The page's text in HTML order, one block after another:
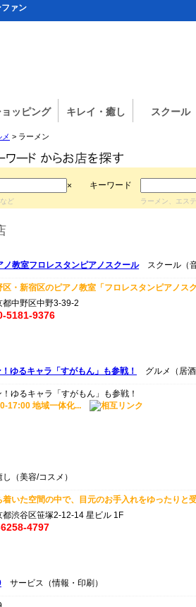
ァン
ョッピング キレイ・癒し スクール
メ > ラーメン
× キーワード
ど ラーメン、エス
ノ教室フロレスタンピアノスクールスクール（
区・新宿区のピアノ教室「フロレスタンピアノ
都中野区中野3-39-2
5181-9376
ゆるキャラ「すがもん」も参戦！ グルメ（居
17:00 地域一体化...
（美容/コスメ）
着いた空間の中で、目元のお手入れをゆったり
都渋谷区笹塚2-12-14 星ビル 1F
4797
サービス（情報・印刷）